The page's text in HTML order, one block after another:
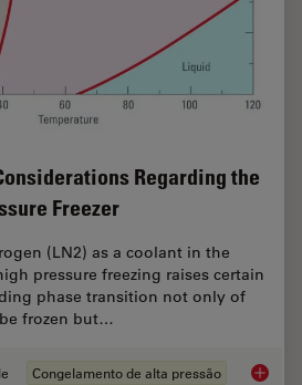
Regarding the
Freezer
(LN2) as a coolant in the
pressure freezing raises certain
phase transition not only of
frozen but…
Congelamento de alta pressão